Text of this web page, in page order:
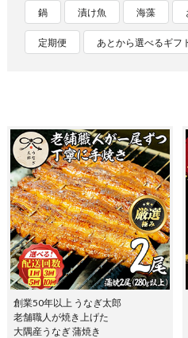
鍋 漬け魚 海藻
定期便 あとから選べるギフ
創業50年以上 うなぎ太郎
老舗職人が焼き上げた
大隅産うなぎ 蒲焼き